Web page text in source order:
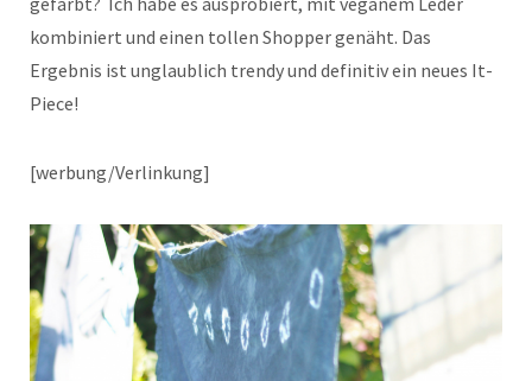
kombiniert und einen tollen Shopper genäht. Das
Ergebnis ist unglaublich trendy und definitiv ein neues It-
Piece!
[werbung/Verlinkung]